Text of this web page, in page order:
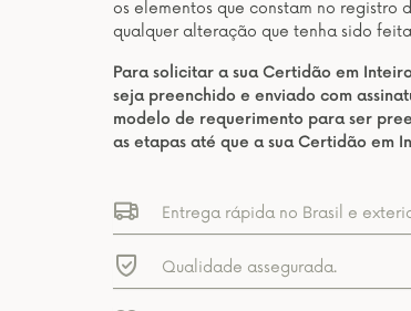
os elementos que constam no registro
qualquer alteração que tenha sido
Para solicitar a sua Certidão em
seja preenchido e enviado com
modelo de requerimento para ser
as etapas até que a sua Certidão em
Entrega rápida no Brasil e
Qualidade assegurada.